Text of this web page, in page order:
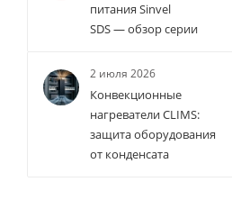
питания Sinvel
SDS — обзор серии
2 июля 2026
Конвекционные
нагреватели CLIMS:
защита оборудования
от конденсата